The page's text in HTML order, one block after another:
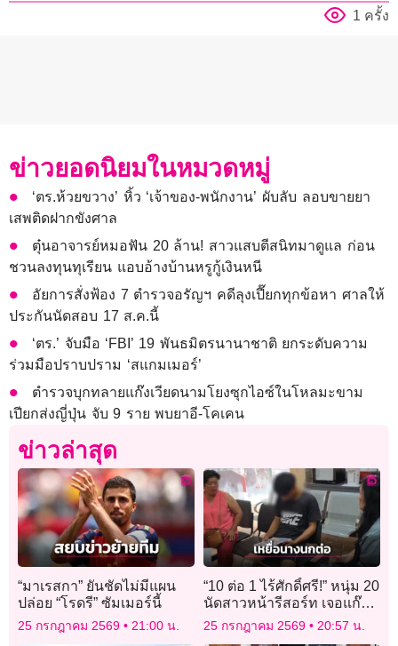
1 ครั้ง
ข่าวยอดนิยมในหมวดหมู่
‘ตร.ห้วยขวาง’ หิ้ว ‘เจ้าของ-พนักงาน’ ผับลับ ลอบขายยา
เสพติดฝากขังศาล
ตุ๋นอาจารย์หมอฟัน 20 ล้าน! สาวแสบตีสนิทมาดูแล ก่อน
ชวนลงทุนทุเรียน แอบอ้างบ้านหรูกู้เงินหนี
อัยการสั่งฟ้อง 7 ตำรวจอรัญฯ คดีลุงเปี๊ยกทุกข้อหา ศาลให้
ประกันนัดสอบ 17 ส.ค.นี้
‘ตร.’ จับมือ ‘FBI’ 19 พันธมิตรนานาชาติ ยกระดับความ
ร่วมมือปราบปราม ‘สแกมเมอร์’
ตำรวจบุกทลายแก๊งเวียดนามโยงซุกไอซ์ในโหลมะขาม
เปียกส่งญี่ปุ่น จับ 9 ราย พบยาอี-โคเคน
ข่าวล่าสุด
“มาเรสกา” ยันชัดไม่มีแผน
ปล่อย “โรดรี” ซัมเมอร์นี้
25 กรกฎาคม 2569 21:00 น.
“10 ต่อ 1 ไร้ศักดิ์ศรี!” หนุ่ม 20
นัดสาวหน้ารีสอร์ท เจอแก๊ง
แฟนเก่าดักรุมสกรัม อ่วมอ้วก
เป็นเลือด
25 กรกฎาคม 2569 20:57 น.